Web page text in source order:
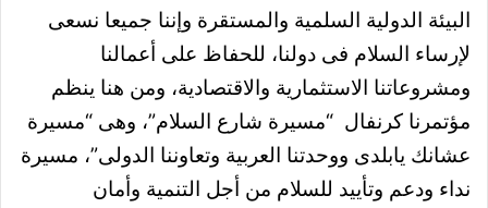
البيئة الدولية السلمية والمستقرة وإننا جميعا نسعى
لإرساء السلام فى دولنا، للحفاظ على أعمالنا
ومشروعاتنا الاستثمارية والاقتصادية، ومن هنا ينظم
مؤتمرنا كرنفال “مسيرة شارع السلام”، وهى “مسيرة
عشانك يابلدى ووحدتنا العربية وتعاوننا الدولى”، مسيرة
نداء ودعم وتأييد للسلام من أجل التنمية وأمان